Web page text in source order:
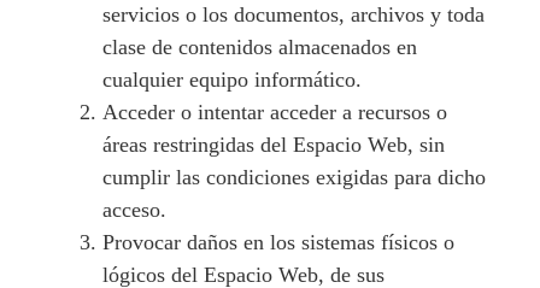
servicios o los documentos, archivos y toda
clase de contenidos almacenados en
cualquier equipo informático.
Acceder o intentar acceder a recursos o
áreas restringidas del Espacio Web, sin
cumplir las condiciones exigidas para dicho
acceso.
Provocar daños en los sistemas físicos o
lógicos del Espacio Web, de sus